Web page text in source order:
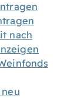
nach